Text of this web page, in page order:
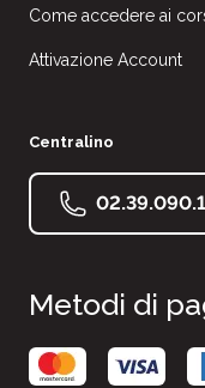
Come accedere ai
Attivazione Account
Centralino
02.39.090.1
Metodi di